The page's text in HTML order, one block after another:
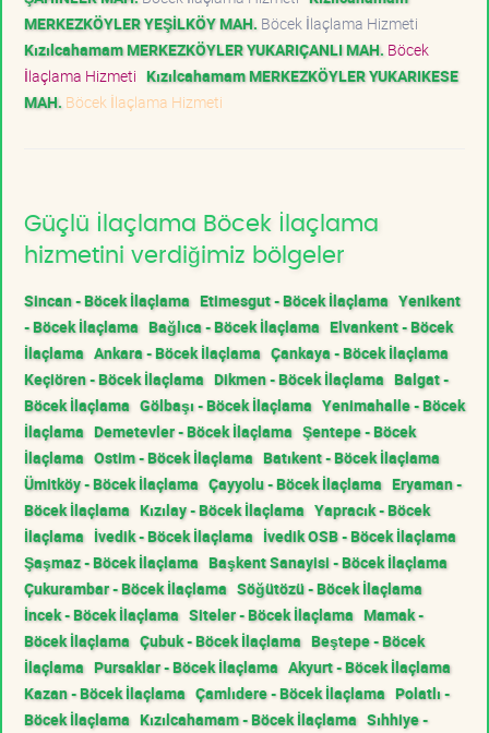
MERKEZKÖYLER YEŞİLKÖY MAH. Böcek İlaçlama Hizmeti
Kızılcahamam MERKEZKÖYLER YUKARIÇANLI MAH. Böcek
İlaçlama Hizmeti Kızılcahamam MERKEZKÖYLER YUKARIKESE
MAH. Böcek İlaçlama Hizmeti
Güçlü İlaçlama Böcek İlaçlama
hizmetini verdiğimiz bölgeler
Sincan - Böcek İlaçlama Etimesgut - Böcek İlaçlama Yenikent
- Böcek İlaçlama Bağlıca - Böcek İlaçlama Elvankent - Böcek
İlaçlama Ankara - Böcek İlaçlama Çankaya - Böcek İlaçlama
Keçiören - Böcek İlaçlama Dikmen - Böcek İlaçlama Balgat -
Böcek İlaçlama Gölbaşı - Böcek İlaçlama Yenimahalle - Böcek
İlaçlama Demetevler - Böcek İlaçlama Şentepe - Böcek
İlaçlama Ostim - Böcek İlaçlama Batıkent - Böcek İlaçlama
Ümitköy - Böcek İlaçlama Çayyolu - Böcek İlaçlama Eryaman -
Böcek İlaçlama Kızılay - Böcek İlaçlama Yapracık - Böcek
İlaçlama İvedik - Böcek İlaçlama İvedik OSB - Böcek İlaçlama
Şaşmaz - Böcek İlaçlama Başkent Sanayisi - Böcek İlaçlama
Çukurambar - Böcek İlaçlama Söğütözü - Böcek İlaçlama
İncek - Böcek İlaçlama Siteler - Böcek İlaçlama Mamak -
Böcek İlaçlama Çubuk - Böcek İlaçlama Beştepe - Böcek
İlaçlama Pursaklar - Böcek İlaçlama Akyurt - Böcek İlaçlama
Kazan - Böcek İlaçlama Çamlıdere - Böcek İlaçlama Polatlı -
Böcek İlaçlama Kızılcahamam - Böcek İlaçlama Sıhhiye -